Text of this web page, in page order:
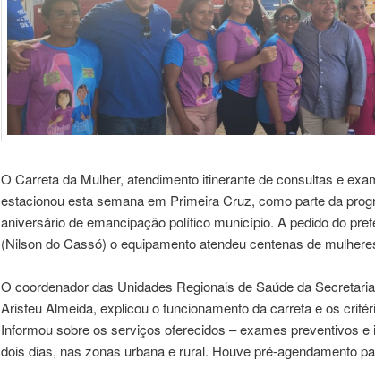
O Carreta da Mulher, atendimento itinerante de consultas e
estacionou esta semana em Primeira Cruz, como parte da
aniversário de emancipação político município. A pedido do
(Nilson do Cassó) o equipamento atendeu centenas de
O coordenador das Unidades Regionais de Saúde da
Aristeu Almeida, explicou o funcionamento da carreta e os
Informou sobre os serviços oferecidos – exames preventivos e
dois dias, nas zonas urbana e rural. Houve pré-agendamento